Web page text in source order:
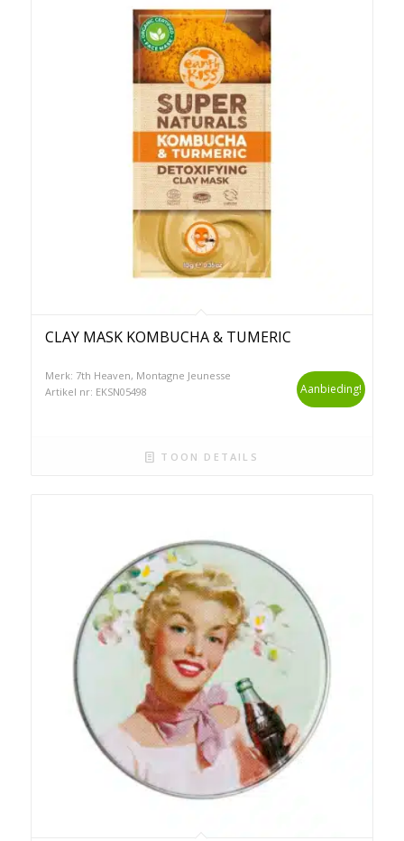
CLAY MASK KOMBUCHA & TUMERIC
Merk: 7th Heaven, Montagne Jeunesse
Artikel nr: EKSN05498
Aanbieding!
TOON DETAILS